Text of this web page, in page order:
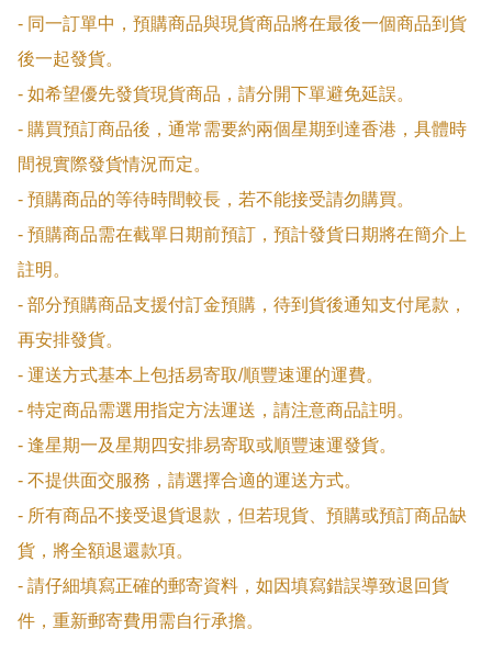
- 同一訂單中，預購商品與現貨商品將在最後一個商品到貨
後一起發貨。
- 如希望優先發貨現貨商品，請分開下單避免延誤。
- 購買預訂商品後，通常需要約兩個星期到達香港，具體時
間視實際發貨情況而定。
- 預購商品的等待時間較長，若不能接受請勿購買。
- 預購商品需在截單日期前預訂，預計發貨日期將在簡介上
註明。
- 部分預購商品支援付訂金預購，待到貨後通知支付尾款，
再安排發貨。
- 運送方式基本上包括易寄取/順豐速運的運費。
- 特定商品需選用指定方法運送，請注意商品註明。
- 逢星期一及星期四安排易寄取或順豐速運發貨。
- 不提供面交服務，請選擇合適的運送方式。
- 所有商品不接受退貨退款，但若現貨、預購或預訂商品缺
貨，將全額退還款項。
- 請仔細填寫正確的郵寄資料，如因填寫錯誤導致退回貨
件，重新郵寄費用需自行承擔。